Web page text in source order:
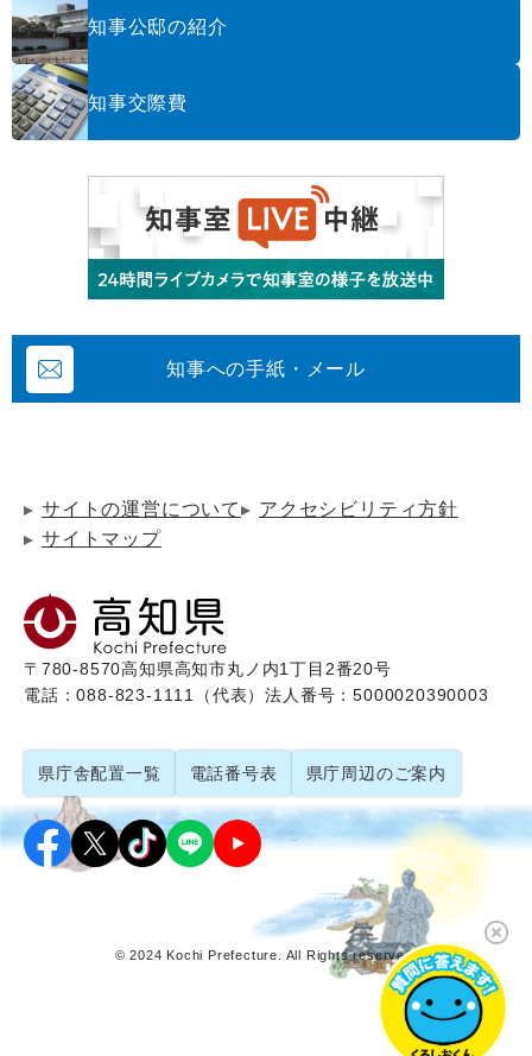
知事公邸の紹介
知事交際費
知事への手紙・メール
サイトの運営について
アクセシビリティ方針
サイトマップ
〒780-8570高知県高知市丸ノ内1丁目2番20号
電話：088-823-1111（代表）法人番号：5000020390003
県庁舎配置一覧 電話番号表 県庁周辺のご案内
© 2024 Kochi Prefecture. All Rights reserved.